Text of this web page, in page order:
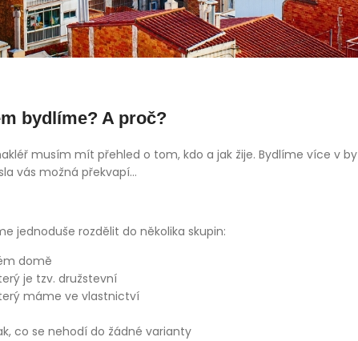
bydlíme? A proč?
musím mít přehled o tom, kdo a jak žije. Bydlíme více v
vás možná překvapí…
jednoduše rozdělit do několika skupin:
domě
je tzv. družstevní
máme ve vlastnictví
co se nehodí do žádné varianty